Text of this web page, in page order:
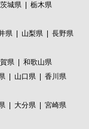
茨城県
栃木県
県 山梨県
長野県
県
和歌山県
山口県
香川県
大分県
宮崎県